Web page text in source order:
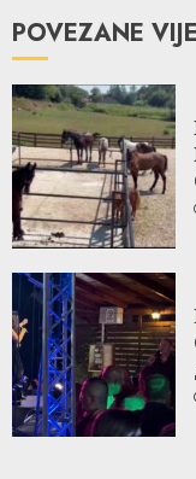
POVEZANE